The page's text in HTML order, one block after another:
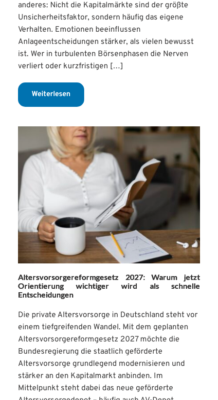
anderes: Nicht die Kapitalmärkte sind der größte
Unsicherheitsfaktor, sondern häufig das eigene
Verhalten. Emotionen beeinflussen
Anlageentscheidungen stärker, als vielen bewusst
ist. Wer in turbulenten Börsenphasen die Nerven
verliert oder kurzfristigen […]
Weiterlesen
Altersvorsorgereformgesetz 2027: Warum jetzt
Orientierung wichtiger wird als schnelle
Entscheidungen
Die private Altersvorsorge in Deutschland steht vor
einem tiefgreifenden Wandel. Mit dem geplanten
Altersvorsorgereformgesetz 2027 möchte die
Bundesregierung die staatlich geförderte
Altersvorsorge grundlegend modernisieren und
stärker an den Kapitalmarkt anbinden. Im
Mittelpunkt steht dabei das neue geförderte